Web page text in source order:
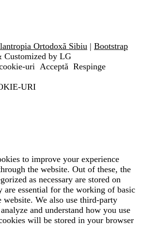
Ortodoxă Sibiu | Bootstrap
Customized by LG
uri Acceptă Respinge
URI
to improve your experience
the website. Out of these, the
as necessary are stored on
are essential for the working of basic
We also use third-party
and understand how you use
will be stored in your browser